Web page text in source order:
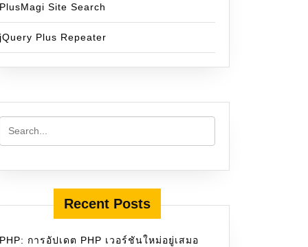
PlusMagi Site Search
jQuery Plus Repeater
Recent Posts
PHP: การอัปเดต PHP เวอร์ชันใหม่อยู่เสมอ